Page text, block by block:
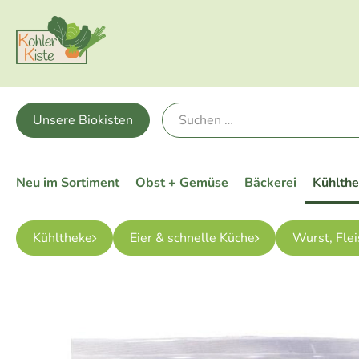
Unsere Biokisten
Neu im Sortiment Obst + Gemüse Bäckerei
Kühltheke Eier & schnelle Küche Wurst,